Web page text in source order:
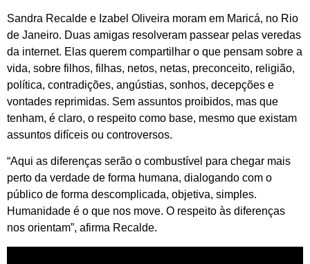
Sandra Recalde e Izabel Oliveira moram em Maricá, no Rio
de Janeiro. Duas amigas resolveram passear pelas veredas
da internet. Elas querem compartilhar o que pensam sobre a
vida, sobre filhos, filhas, netos, netas, preconceito, religião,
política, contradições, angústias, sonhos, decepções e
vontades reprimidas. Sem assuntos proibidos, mas que
tenham, é claro, o respeito como base, mesmo que existam
assuntos difíceis ou controversos.
“Aqui as diferenças serão o combustível para chegar mais
perto da verdade de forma humana, dialogando com o
público de forma descomplicada, objetiva, simples.
Humanidade é o que nos move. O respeito às diferenças
nos orientam”, afirma Recalde.